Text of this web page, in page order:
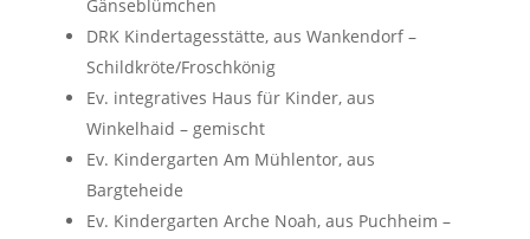
Gänseblümchen
DRK Kindertagesstätte, aus Wankendorf –
Schildkröte/Froschkönig
Ev. integratives Haus für Kinder, aus
Winkelhaid – gemischt
Ev. Kindergarten Am Mühlentor, aus
Bargteheide
Ev. Kindergarten Arche Noah, aus Puchheim –